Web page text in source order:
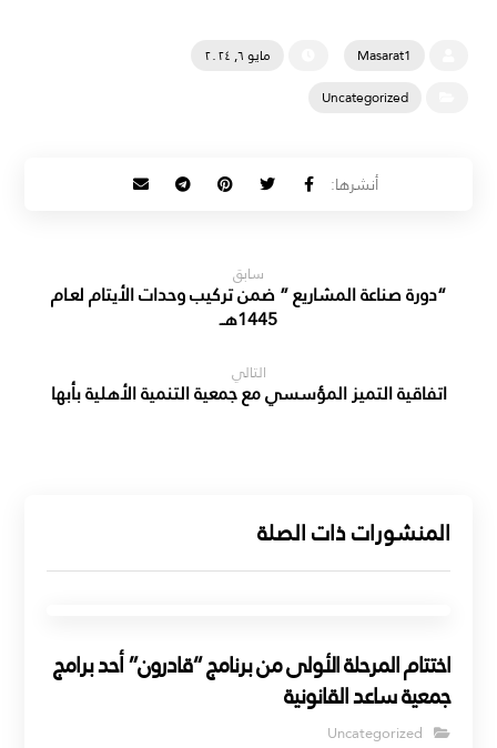
Masarat1
مايو ٦, ٢٠٢٤
Uncategorized
سابق
“دورة صناعة المشاريع ” ضمن تركيب وحدات الأيتام لعـام
1445هــ
التالي
اتفاقية التميز المؤسسي مع جمعية التنمية الأهلية بأبها
المنشورات ذات الصلة
اختتام المرحلة الأولى من برنامج “قادرون” أحد برامج
جمعية ساعد القانونية
Uncategorized